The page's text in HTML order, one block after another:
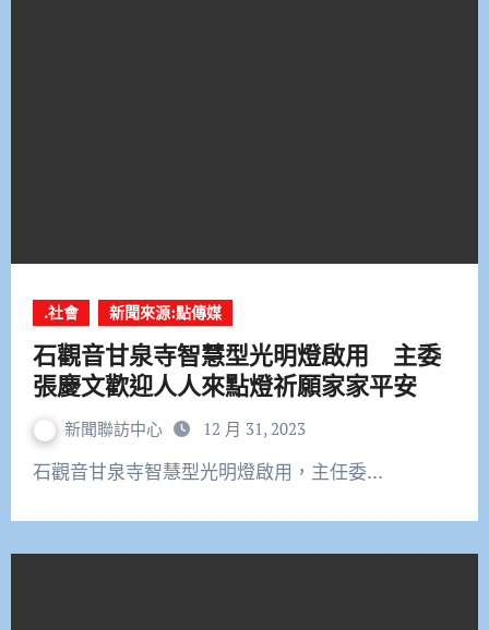
.社會 新聞來源:點傳媒
石觀音甘泉寺智慧型光明燈啟用 主委
張慶文歡迎人人來點燈祈願家家平安
新聞聯訪中心 12 月 31, 2023
石觀音甘泉寺智慧型光明燈啟用，主任委…